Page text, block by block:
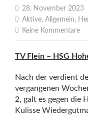
28. November 2023
Aktive, Allgemein,
Keine Kommentare
TV Flein – HSG
Nach der verdient
vergangenen
2, galt es gegen die
Kulisse